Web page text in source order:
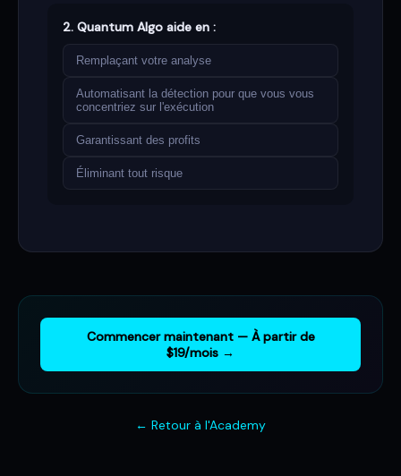
2. Quantum Algo aide en :
Remplaçant votre analyse
Automatisant la détection pour que vous vous
concentriez sur l'exécution
Garantissant des profits
Éliminant tout risque
Commencer maintenant — À partir de
$19/mois →
← Retour à l'Academy